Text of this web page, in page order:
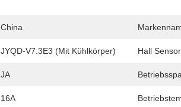
China
JYQD-V7.3E3 (mit Kühlkörper) Hall
JA
16A